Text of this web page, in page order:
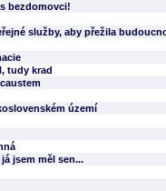
bezdomovci!
služby, aby přežila
tudy krad
území
jsem měl sen...